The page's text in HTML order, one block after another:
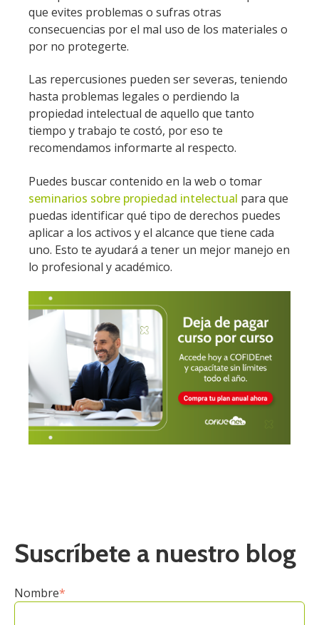
que evites problemas o sufras otras
consecuencias por el mal uso de los materiales o
por no protegerte.
Las repercusiones pueden ser severas, teniendo
hasta problemas legales o perdiendo la
propiedad intelectual de aquello que tanto
tiempo y trabajo te costó, por eso te
recomendamos informarte al respecto.
Puedes buscar contenido en la web o tomar
seminarios sobre propiedad intelectual para que
puedas identificar qué tipo de derechos puedes
aplicar a los activos y el alcance que tiene cada
uno. Esto te ayudará a tener un mejor manejo en
lo profesional y académico.
Suscríbete a nuestro blog
Nombre*